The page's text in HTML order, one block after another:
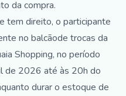
da compra.
tem direito, o participante
no balcãode trocas da
Shopping, no período
de 2026 até às 20h do
durar o estoque de